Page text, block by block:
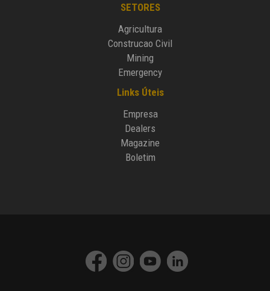
SETORES
Agricultura
Construcao Civil
Mining
Emergency
Links Úteis
Empresa
Dealers
Magazine
Boletim